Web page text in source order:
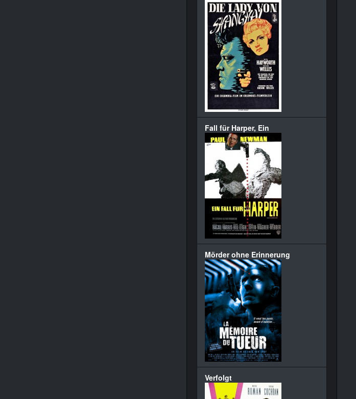
Fall für Harper, Ein
Mörder ohne Erinnerung
Verfolgt